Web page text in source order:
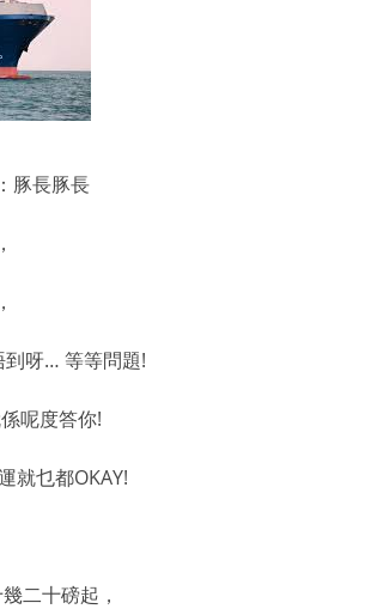
豚長豚長
到呀… 等等問題!
呢度答你!
就乜都OKAY!
二十磅起，